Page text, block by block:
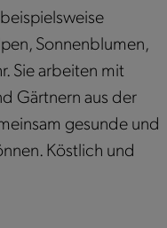
Sonnenblumen,
Sie arbeiten mit
Gärtnern aus der
gesunde und
Köstlich und